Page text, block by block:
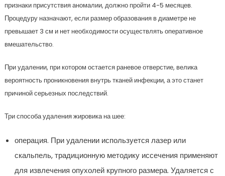
признаки присутствия аномалии, должно пройти 4-5 месяцев.
Процедуру назначают, если размер образования в диаметре не
превышает 3 см и нет необходимости осуществлять оперативное
вмешательство.
При удалении, при котором остается раневое отверстие, велика
вероятность проникновения внутрь тканей инфекции, а это станет
причиной серьезных последствий.
Три способа удаления жировика на шее:
операция. При удалении используется лазер или
скальпель, традиционную методику иссечения применяют
для извлечения опухолей крупного размера. Удаляется с